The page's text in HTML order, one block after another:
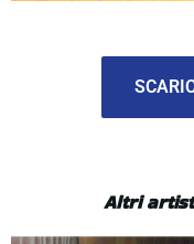
Altri